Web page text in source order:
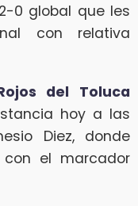
0 global que les
con relativa
del Toluca
hoy a las
Diez, donde
con el marcador